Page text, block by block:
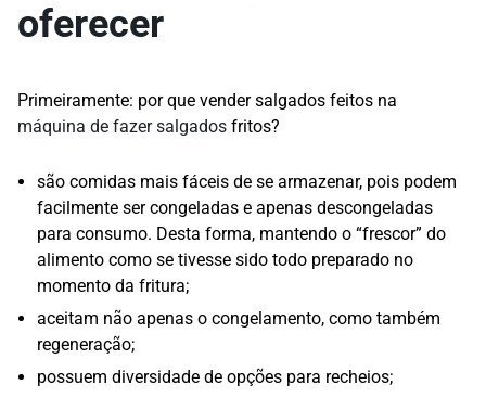
oferecer
Primeiramente: por que vender salgados feitos na
máquina de fazer salgados fritos?
são comidas mais fáceis de se armazenar, pois podem
facilmente ser congeladas e apenas descongeladas
para consumo. Desta forma, mantendo o “frescor” do
alimento como se tivesse sido todo preparado no
momento da fritura;
aceitam não apenas o congelamento, como também
regeneração;
possuem diversidade de opções para recheios;